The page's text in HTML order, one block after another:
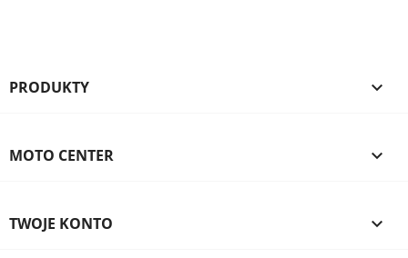
PRODUKTY 
MOTO CENTER 
TWOJE KONTO 